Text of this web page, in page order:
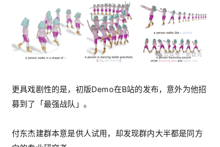
更具戏剧性的是，初版Demo在B站的发布，意外为他招
募到了「最强战队」。
付东杰建群本意是供人试用，却发现群内大半都是同方